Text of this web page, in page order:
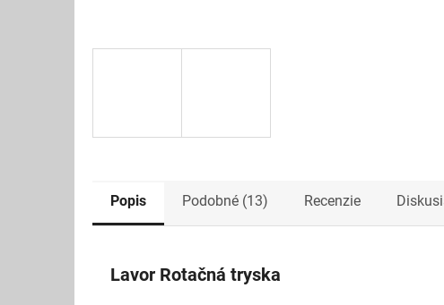
Popis Podobné (13) Recenzie
Lavor Rotačná tryska